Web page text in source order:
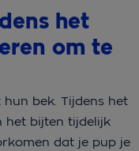
het
om te
bek. Tijdens het
het bijten tijdelijk
dat je pup je